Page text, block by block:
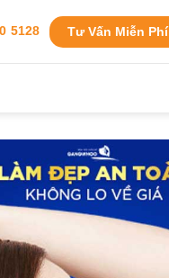
5128 Tư Vấn Miễn Phí